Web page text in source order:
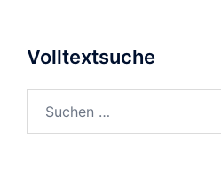
Volltextsuche